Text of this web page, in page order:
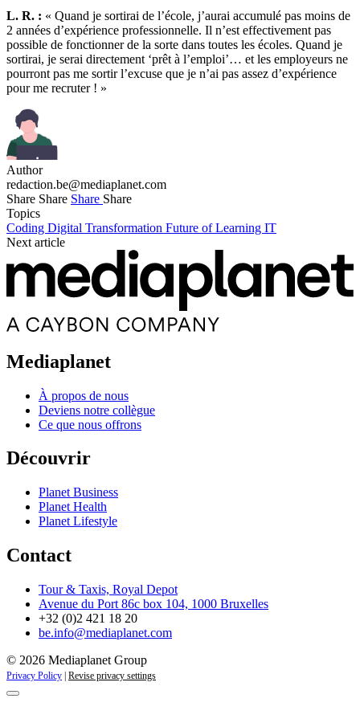
L. R. : « Quand je sortirai de l’école, j’aurai accumulé pas moins de
2 années d’expérience professionnelle. Il n’est effectivement pas
possible de fonctionner de la sorte dans toutes les écoles. Quand je
sortirai, je serai directement ‘prêt à l’emploi’… et les employeurs ne
pourront pas me sortir l’excuse que je n’ai pas assez d’expérience
pour me recruter ! »
Author
redaction.be@mediaplanet.com
Share Share Share Share
Topics
Coding Digital Transformation Future of Learning IT
Next article
Mediaplanet
À propos de nous
Deviens notre collègue
Ce que nous offrons
Découvrir
Planet Business
Planet Health
Planet Lifestyle
Contact
Tour & Taxis, Royal Depot
Avenue du Port 86c box 104, 1000 Bruxelles
+32 (0)2 421 18 20
be.info@mediaplanet.com
© 2026 Mediaplanet Group
Privacy Policy Revise privacy settings